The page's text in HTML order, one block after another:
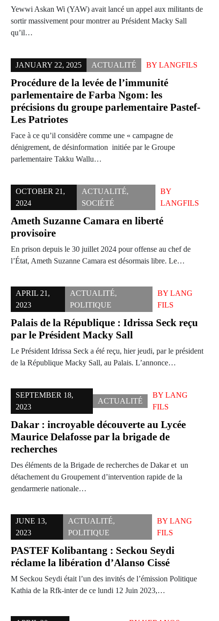
Yewwi Askan Wi (YAW) avait lancé un appel aux militants de
sortir massivement pour montrer au Président Macky Sall
qu’il…
JANUARY 22, 2025 ACTUALITÉ BY LANGFILS
Procédure de la levée de l’immunité
parlementaire de Farba Ngom: les
précisions du groupe parlementaire Pastef-
Les Patriotes
Face à ce qu’il considère comme une « campagne de
dénigrement, de désinformation initiée par le Groupe
parlementaire Takku Wallu…
OCTOBER 21,
2024
ACTUALITÉ,
SOCIÉTÉ
BY
LANGFILS
Ameth Suzanne Camara en liberté
provisoire
En prison depuis le 30 juillet 2024 pour offense au chef de
l’État, Ameth Suzanne Camara est désormais libre. Le…
APRIL 21,
2023
ACTUALITÉ,
POLITIQUE
BYLANG
FILS
Palais de la République : Idrissa Seck reçu
par le Président Macky Sall
Le Président Idrissa Seck a été reçu, hier jeudi, par le président
de la République Macky Sall, au Palais. L’annonce…
SEPTEMBER 18,
2023
ACTUALITÉ
BY LANG
FILS
Dakar : incroyable découverte au Lycée
Maurice Delafosse par la brigade de
recherches
Des éléments de la Brigade de recherches de Dakar et un
détachement du Groupement d’intervention rapide de la
gendarmerie nationale…
JUNE 13,
2023
ACTUALITÉ,
POLITIQUE
BY LANG
FILS
PASTEF Kolibantang : Seckou Seydi
réclame la libération d’Alanso Cissé
M Seckou Seydi était l’un des invités de l’émission Politique
Kathia de la Rfk-inter de ce lundi 12 Juin 2023,…